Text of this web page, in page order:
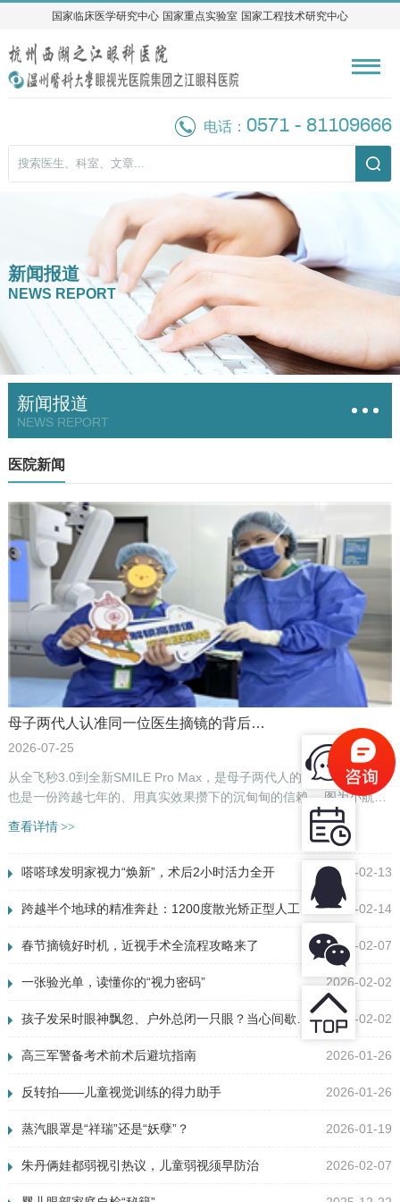
国家临床医学研究中心 国家重点实验室 国家工程技术研究中心
国家临床医学研究中心 国家重点实验室 国家工程技术研究中心
电话：0571 - 81109666
新闻报道
NEWS REPORT
新闻报道
NEWS REPORT
医院新闻
母子两代人认准同一位医生摘镜的背后…
2026-07-25
从全飞秒3.0到全新SMILE Pro Max，是母子两代人的两次摘镜选择，
也是一份跨越七年的、用真实效果攒下的沉甸甸的信赖。 图为小航摘
镜后的母子留影 七年前，小航（化名）妈妈还在被多年近视...
查看详情 >>
2026-02-13
嗒嗒球发明家视力“焕新”，术后2小时活力全开
2026-02-14
跨越半个地球的精准奔赴：1200度散光矫正型人工晶体点亮清晰视界
2026-02-07
春节摘镜好时机，近视手术全流程攻略来了
2026-02-02
一张验光单，读懂你的“视力密码”
2026-02-02
孩子发呆时眼神飘忽、户外总闭一只眼？当心间歇性外斜视
2026-01-26
高三军警备考术前术后避坑指南
2026-01-26
反转拍——儿童视觉训练的得力助手
2026-01-19
蒸汽眼罩是“祥瑞”还是“妖孽”？
2026-02-07
朱丹俩娃都弱视引热议，儿童弱视须早防治